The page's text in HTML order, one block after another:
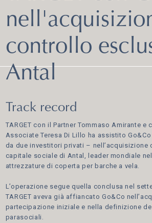
controllo
Antal
Track record
TARGET con il Partner Tommaso Amirante e
Associate Teresa Di Lillo ha assistito
da due investitori privati – nell’acquisizione
capitale sociale di Antal, leader mondiale
attrezzature di coperta per barche a vela.
L’operazione segue quella conclusa nel
TARGET aveva già affiancato Go&Co
partecipazione iniziale e nella definizione
parasociali.